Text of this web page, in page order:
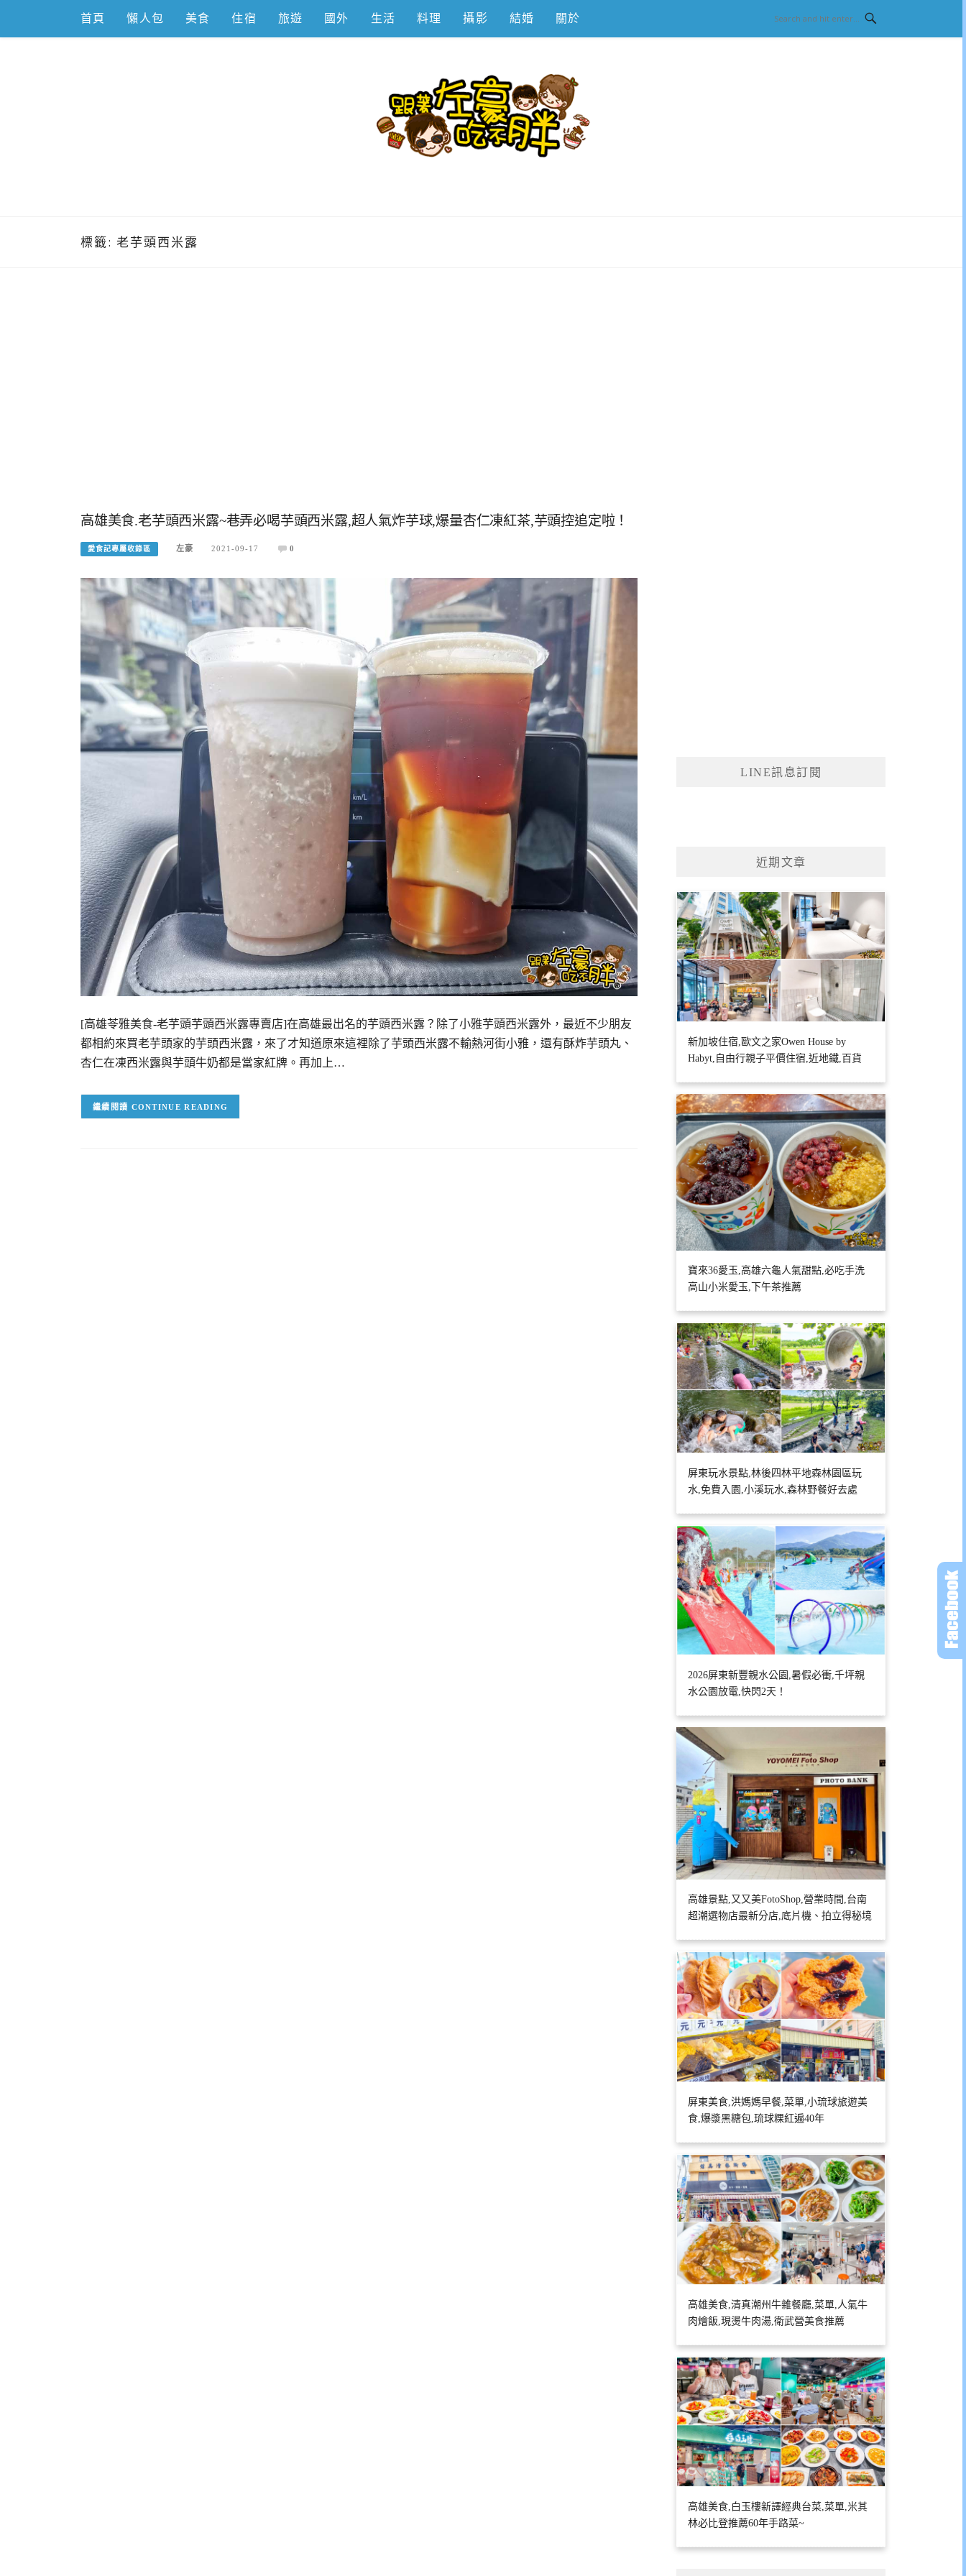
content
首頁 懶人包 美食 住宿 旅遊 國外 生活 料理 攝影 結婚 關於
標籤: 老芋頭西米露
高雄美食.老芋頭西米露~巷弄必喝芋頭西米露,超人氣炸芋球,爆量杏仁凍紅茶,芋頭控追定啦！
愛食記專屬收錄區 左豪 2021-09-17 0
[高雄苓雅美食-老芋頭芋頭西米露專賣店]在高雄最出名的芋頭西米露？除了小雅芋頭西米露外，最近不少朋友
都相約來買老芋頭家的芋頭西米露，來了才知道原來這裡除了芋頭西米露不輸熱河街小雅，還有酥炸芋頭丸、
杏仁在凍西米露與芋頭牛奶都是當家紅牌。再加上…
CONTINUE READING
LINE訊息訂閱
近期文章
新加坡住宿,歐文之家Owen House by
Habyt,自由行親子平價住宿,近地鐵,百貨
寶來36愛玉,高雄六龜人氣甜點,必吃手洗
高山小米愛玉,下午茶推薦
屏東玩水景點,林後四林平地森林園區玩
水,免費入園,小溪玩水,森林野餐好去處
2026屏東新豐親水公園,暑假必衝,千坪親
水公園放電,快閃2天！
高雄景點,又又美FotoShop,營業時間,台南
超潮選物店最新分店,底片機、拍立得秘境
屏東美食,洪媽媽早餐,菜單,小琉球旅遊美
食,爆漿黑糖包,琉球粿紅遍40年
高雄美食,清真潮州牛雜餐廳,菜單,人氣牛
肉燴飯,現燙牛肉湯,衛武營美食推薦
高雄美食,白玉樓新譯經典台菜,菜單,米其
林必比登推薦60年手路菜~